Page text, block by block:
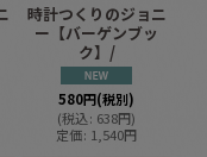
時計つくりのジョニ
ー【バーゲンブッ
ク】/
580円(税別)
(税込: 638円)
定価: 1,540円